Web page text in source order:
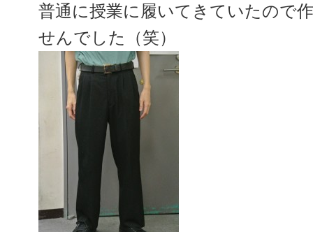
普通に授業に履いてきていたので
せんでした（笑）